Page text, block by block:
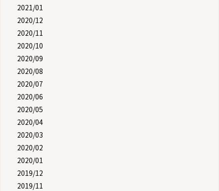
2021/01
2020/12
2020/11
2020/10
2020/09
2020/08
2020/07
2020/06
2020/05
2020/04
2020/03
2020/02
2020/01
2019/12
2019/11